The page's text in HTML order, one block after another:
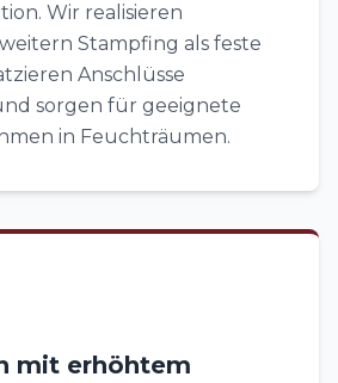
Wir realisieren
Stampfing als feste
Anschlüsse
sorgen für geeignete
in Feuchträumen.
mit erhöhtem